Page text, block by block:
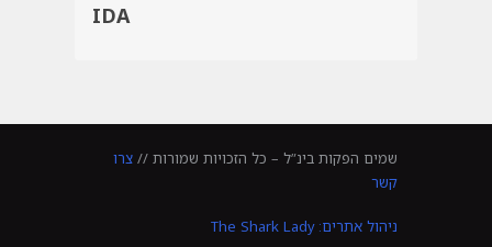
IDA
שמים הפקות בינ”ל – כל הזכויות שמורות // צרו
קשר
ניהול אתרים: The Shark Lady